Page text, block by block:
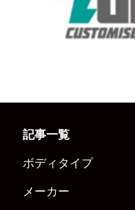
記事一覧
ボディタイプ
メーカー